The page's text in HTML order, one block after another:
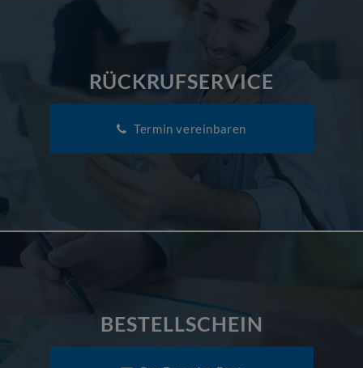
RÜCKRUFSERVICE
Termin vereinbaren
BESTELLSCHEIN